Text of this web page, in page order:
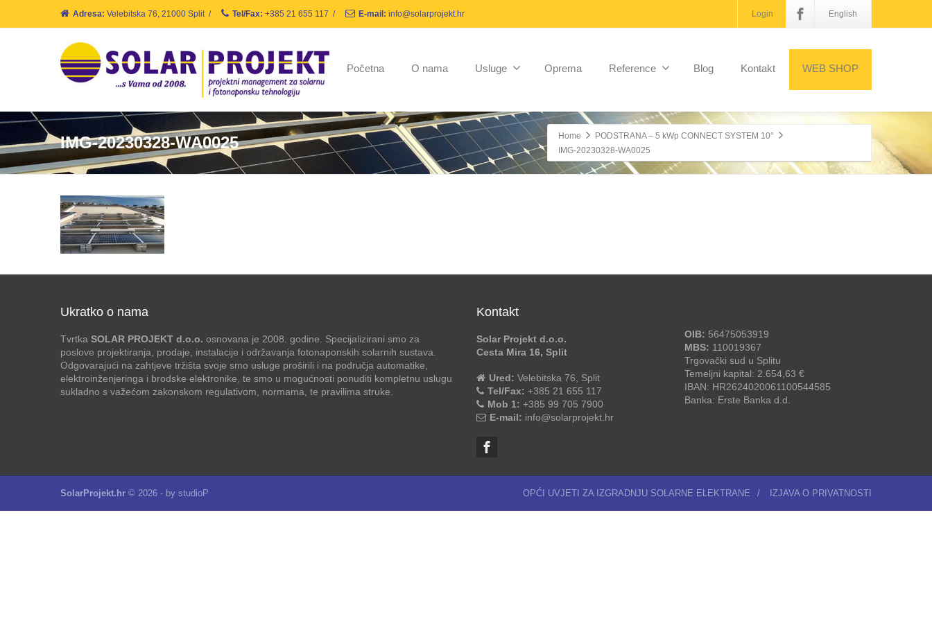
Adresa: Velebitska 76, 21000 Split / Tel/Fax: +385 21 655 117 / E-mail: info@solarprojekt.hr Login English
Početna O nama Usluge Oprema Reference Blog Kontakt WEB SHOP
IMG-20230328-WA0025 Home
PODSTRANA – 5 kWp CONNECT SYSTEM 10°
IMG-20230328-WA0025
Ukratko o nama
Tvrtka SOLAR PROJEKT d.o.o. osnovana je 2008. godine. Specijalizirani smo za
poslove projektiranja, prodaje, instalacije i održavanja fotonaponskih solarnih sustava.
Odgovarajući na zahtjeve tržišta svoje smo usluge proširili i na područja automatike,
elektroinženjeringa i brodske elektronike, te smo u mogućnosti ponuditi kompletnu uslugu
sukladno s važećom zakonskom regulativom, normama, te pravilima struke.
Kontakt
Solar Projekt d.o.o.
Cesta Mira 16, Split
Ured: Velebitska 76, Split
Tel/Fax: +385 21 655 117
Mob 1: +385 99 705 7900
E-mail: info@solarprojekt.hr
OIB: 56475053919
MBS: 110019367
Trgovački sud u Splitu
Temeljni kapital: 2.654,63 €
IBAN: HR2624020061100544585
Banka: Erste Banka d.d.
SolarProjekt.hr © 2026 - by studioP OPĆI UVJETI ZA IZGRADNJU SOLARNE ELEKTRANE / IZJAVA O PRIVATNOSTI